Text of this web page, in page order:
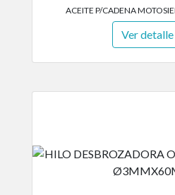
ACEITE P/CADENA
Ver detalle